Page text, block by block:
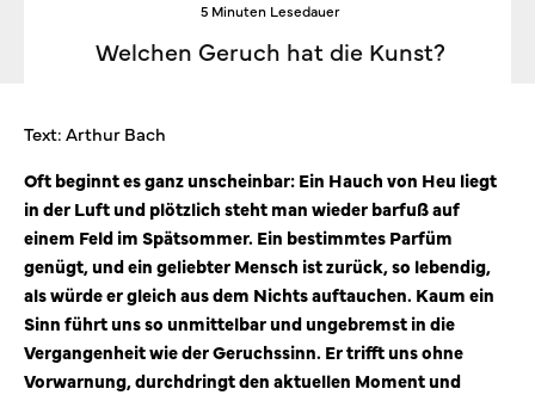
5 Minuten Lesedauer
Welchen Geruch hat die Kunst?
Text: Arthur Bach
Oft beginnt es ganz unscheinbar: Ein Hauch von Heu liegt
in der Luft und plötzlich steht man wieder barfuß auf
einem Feld im Spätsommer. Ein bestimmtes Parfüm
genügt, und ein geliebter Mensch ist zurück, so lebendig,
als würde er gleich aus dem Nichts auftauchen. Kaum ein
Sinn führt uns so unmittelbar und ungebremst in die
Vergangenheit wie der Geruchssinn. Er trifft uns ohne
Vorwarnung, durchdringt den aktuellen Moment und